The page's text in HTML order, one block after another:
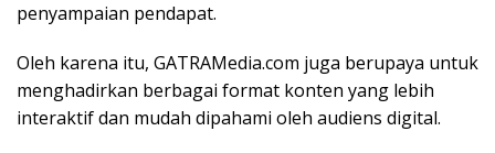
penyampaian pendapat.
Oleh karena itu, GATRAMedia.com juga berupaya untuk
menghadirkan berbagai format konten yang lebih
interaktif dan mudah dipahami oleh audiens digital.